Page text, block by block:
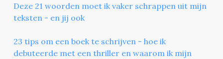
Deze 21 woorden moet ik vaker schrappen uit mijn
teksten - en jij ook
23 tips om een boek te schrijven - hoe ik
debuteerde met een thriller en waarom ik mijn